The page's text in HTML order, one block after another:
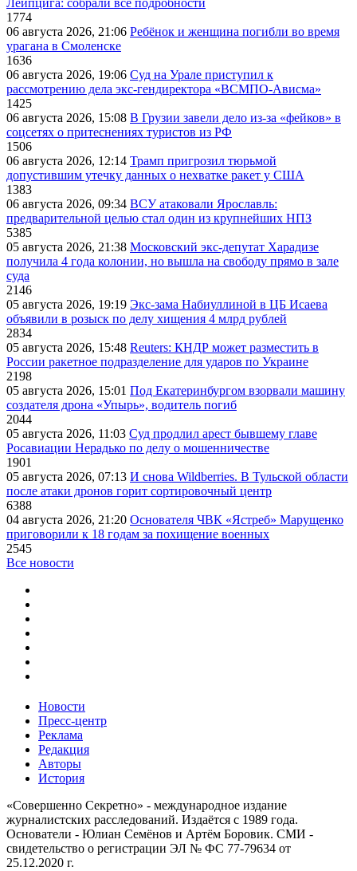
Лейпцига: собрали все подробности
1774
06 августа 2026, 21:06 Ребёнок и женщина погибли во время
урагана в Смоленске
1636
06 августа 2026, 19:06 Суд на Урале приступил к
рассмотрению дела экс-гендиректора «ВСМПО-Ависма»
1425
06 августа 2026, 15:08 В Грузии завели дело из-за «фейков» в
соцсетях о притеснениях туристов из РФ
1506
06 августа 2026, 12:14 Трамп пригрозил тюрьмой
допустившим утечку данных о нехватке ракет у США
1383
06 августа 2026, 09:34 ВСУ атаковали Ярославль:
предварительной целью стал один из крупнейших НПЗ
5385
05 августа 2026, 21:38 Московский экс-депутат Харадизе
получила 4 года колонии, но вышла на свободу прямо в зале
суда
2146
05 августа 2026, 19:19 Экс-зама Набиуллиной в ЦБ Исаева
объявили в розыск по делу хищения 4 млрд рублей
2834
05 августа 2026, 15:48 Reuters: КНДР может разместить в
России ракетное подразделение для ударов по Украине
2198
05 августа 2026, 15:01 Под Екатеринбургом взорвали машину
создателя дрона «Упырь», водитель погиб
2044
05 августа 2026, 11:03 Суд продлил арест бывшему главе
Росавиации Нерадько по делу о мошенничестве
1901
05 августа 2026, 07:13 И снова Wildberries. В Тульской области
после атаки дронов горит сортировочный центр
6388
04 августа 2026, 21:20 Основателя ЧВК «Ястреб» Марущенко
приговорили к 18 годам за похищение военных
2545
Все новости
Новости
Пресс-центр
Реклама
Редакция
Авторы
История
«Совершенно Секретно» - международное издание
журналистских расследований. Издаётся с 1989 года.
Основатели - Юлиан Семёнов и Артём Боровик. CМИ -
свидетельство о регистрации ЭЛ № ФС 77-79634 от
25.12.2020 г.